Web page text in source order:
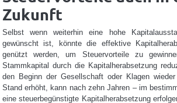
Zukunft
Selbst wenn weiterhin eine hohe
gewünscht ist, könnte die effektive
genützt werden, um Steuervorteile zu
Stammkapital durch die Kapitalherabsetzung
den Beginn der Gesellschaft oder Klagen
Stand erhöht, kann nach zehn Jahren – im
eine steuerbegünstigte Kapitalherabsetzung